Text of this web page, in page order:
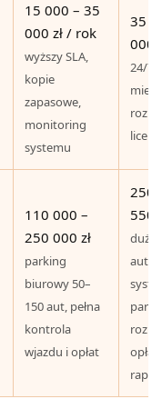
15 000 – 35
000 zł / rok
wyższy SLA,
kopie
zapasowe,
monitoring
systemu
35
000
24/7,
110 000 –
250 000 zł
parking
biurowy 50–
150 aut, pełna
kontrola
wjazdu i opłat
250
550
duży,
opłat